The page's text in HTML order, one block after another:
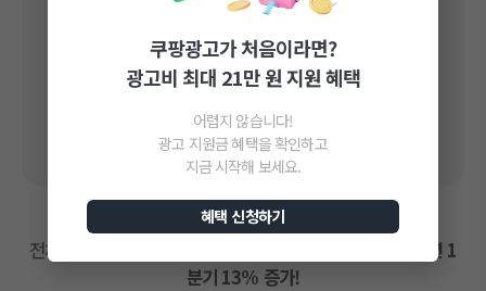
24시간 내 상품광고매출 2배 증가!
전체 매출에서 광고 전환 매출 비중이
22년 4분기 대비 23년 1
분기 13% 증가!
쿠팡광고가 처음이라면?
광고비 최대 21만 원 지원 혜택
어렵지 않습니다!
광고 지원금 혜택을 확인하고
지금 시작해 보세요.
혜택 신청하기